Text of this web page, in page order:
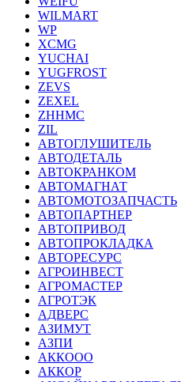
WILMART
WP
XCMG
YUCHAI
YUGFROST
ZEVS
ZEXEL
ZHHMC
ZIL
АВТОГЛУШИТЕЛЬ
АВТОДЕТАЛЬ
АВТОКРАНКОМ
АВТОМАГНАТ
АВТОМОТОЗАПЧАСТЬ
АВТОПАРТНЕР
АВТОПРИВОД
АВТОПРОКЛАДКА
АВТОРЕСУРС
АГРОИНВЕСТ
АГРОМАСТЕР
АГРОТЭК
АДВЕРС
АЗИМУТ
АЗПИ
АККООО
АККОР